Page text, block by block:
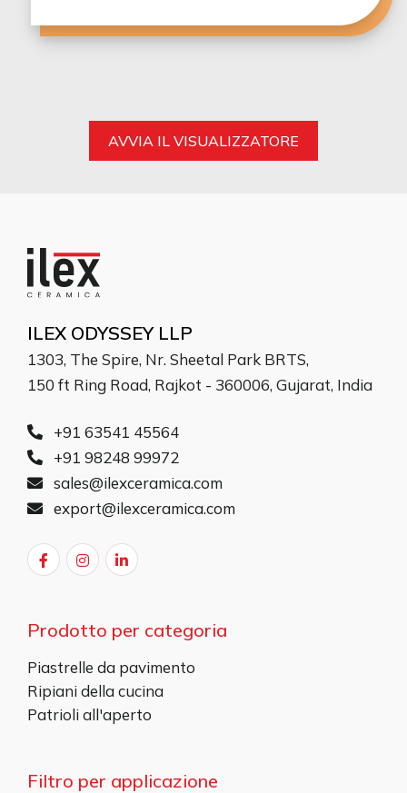
AVVIA IL VISUALIZZATORE
ILEX ODYSSEY LLP
1303, The Spire, Nr. Sheetal Park BRTS,
150 ft Ring Road, Rajkot - 360006, Gujarat, India
+91 63541 45564
+91 98248 99972
sales@ilexceramica.com
export@ilexceramica.com
Prodotto per categoria
Piastrelle da pavimento
Ripiani della cucina
Patrioli all'aperto
Filtro per applicazione